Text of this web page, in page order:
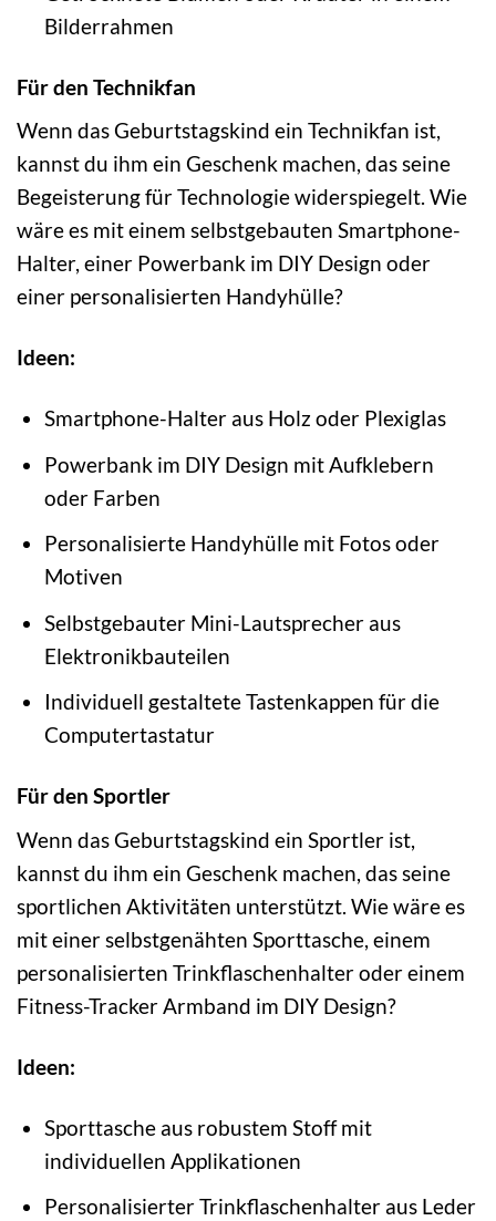
Bilderrahmen
Für den Technikfan
Wenn das Geburtstagskind ein Technikfan ist,
kannst du ihm ein Geschenk machen, das seine
Begeisterung für Technologie widerspiegelt. Wie
wäre es mit einem selbstgebauten Smartphone-
Halter, einer Powerbank im DIY Design oder
einer personalisierten Handyhülle?
Ideen:
Smartphone-Halter aus Holz oder Plexiglas
Powerbank im DIY Design mit Aufklebern
oder Farben
Personalisierte Handyhülle mit Fotos oder
Motiven
Selbstgebauter Mini-Lautsprecher aus
Elektronikbauteilen
Individuell gestaltete Tastenkappen für die
Computertastatur
Für den Sportler
Wenn das Geburtstagskind ein Sportler ist,
kannst du ihm ein Geschenk machen, das seine
sportlichen Aktivitäten unterstützt. Wie wäre es
mit einer selbstgenähten Sporttasche, einem
personalisierten Trinkflaschenhalter oder einem
Fitness-Tracker Armband im DIY Design?
Ideen:
Sporttasche aus robustem Stoff mit
individuellen Applikationen
Personalisierter Trinkflaschenhalter aus Leder